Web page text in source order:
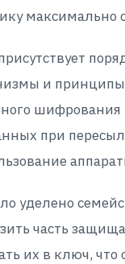
и
при
уделено
часть
их в ключ,